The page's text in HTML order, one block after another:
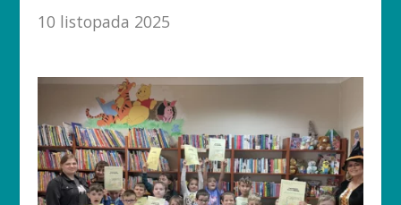
10 listopada 2025